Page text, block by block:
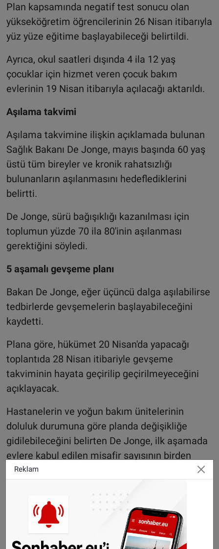
Plan kapsamında negatif test sonucu olan
yükseköğretim öğrencilerinin 26 Nisan itibarıyla
yüz yüze eğitime başlayabileceği belirtildi.
Ayrıca, okul saatleri dışında 4 ila 12 yaş
çocuklar için hizmet veren çocuk bakım
evlerinin 19 Nisan itibarıyla açılacağı aktarıldı.
Aşılama takvimi
Aşılama takvimine ilişkin açıklamada bulunan
Sağlık Bakanı De Jonge, mayıs başında 60 yaş
üstü tüm bireyler ve kronik rahatsızlığı
bulunanların aşılanmasını hedeflediklerini
belirtti.
De Jonge, sürü bağışıklığı kazanılması için
toplumun yüzde 70 ila 80'inin aşılanması
gerektiğini söyledi.
5 aşamalı gevşeme planı
Bakan De Jonge, eğer üçüncü dalga aşılabilirse
tedbirlerde gevşemelerin başlayabileceğini
kaydetti.
Plana göre, hükümet 20 Nisan'da yapacağı
toplantıda 28 Nisan itibariyle gevşeme
takviminin hayata geçirilip geçirilmeyeceğini
açıklayacak.
Hastanelerin ve yoğun bakım ünitelerinin
doluluk durumuna göre planda değişikliğe
gidilebileceğini belirten De Jonge, ilk aşamada
evlere kabul edilen misafir sayısının birden
ikiye yükseltileceğini belirtti.
11 Mayıs'ta başlaması planlanan ikinci
aşamada negatif test ibraz edenler müze,
hayvanat bahçesi ve stadyumlara alınabilecek.
25 Mayıs'ta başlaması planlanan üçünü
Reklam